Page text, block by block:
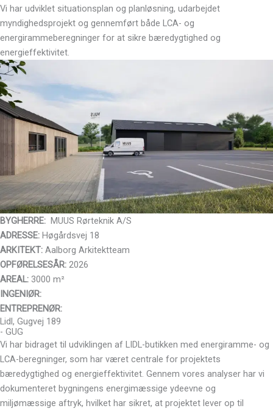
Vi har udviklet situationsplan og planløsning, udarbejdet
myndighedsprojekt og gennemført både LCA- og
energirammeberegninger for at sikre bæredygtighed og
energieffektivitet.
BYGHERRE: MUUS Rørteknik A/S
ADRESSE: Høgårdsvej 18
ARKITEKT: Aalborg Arkitektteam
OPFØRELSESÅR: 2026
AREAL: 3000 m²
INGENIØR:
ENTREPRENØR:
Lidl, Gugvej 189
- GUG
Vi har bidraget til udviklingen af LIDL-butikken med energiramme- og
LCA-beregninger, som har været centrale for projektets
bæredygtighed og energieffektivitet. Gennem vores analyser har vi
dokumenteret bygningens energimæssige ydeevne og
miljømæssige aftryk, hvilket har sikret, at projektet lever op til